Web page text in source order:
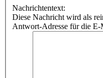
Nachrichtentext:
Diese Nachricht wird als
Antwort-Adresse für die